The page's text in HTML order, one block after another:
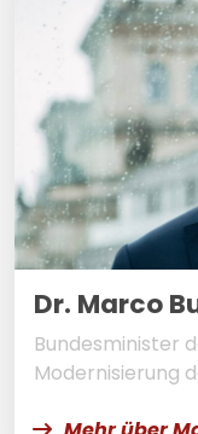
Dr. Marco
Bundesminister
Modernisierung